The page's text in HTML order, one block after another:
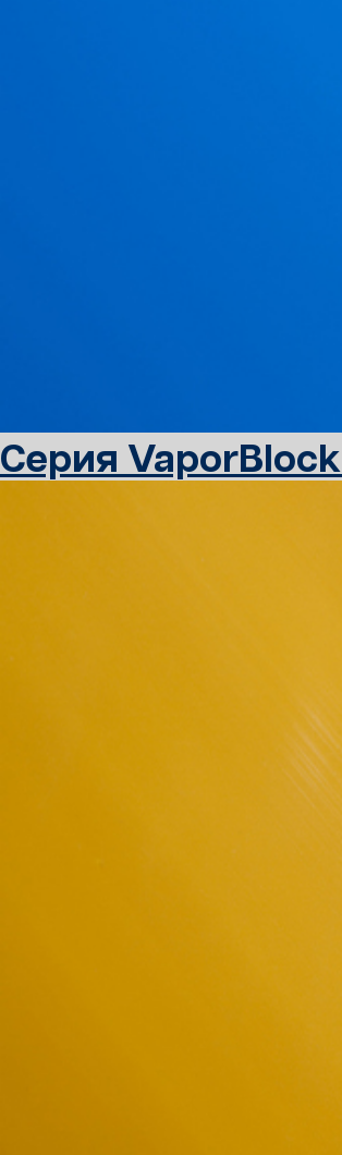
Серия VaporBlock